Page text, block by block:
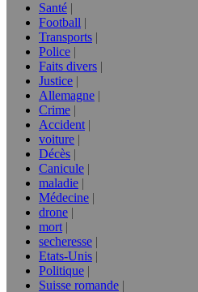
Santé
Football
Transports
Police
Faits divers
Justice
Allemagne
Crime
Accident
voiture
Décès
Canicule
maladie
Médecine
drone
mort
secheresse
Etats-Unis
Politique
Suisse romande